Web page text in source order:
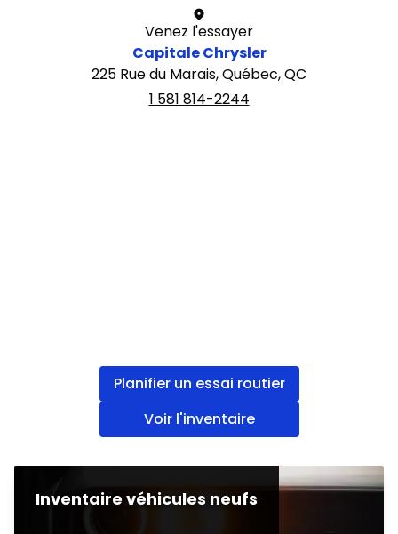
Venez l'essayer
Capitale Chrysler
225 Rue du Marais, Québec, QC
1 581 814-2244
Planifier un essai routier
Voir l'inventaire
Inventaire véhicules neufs